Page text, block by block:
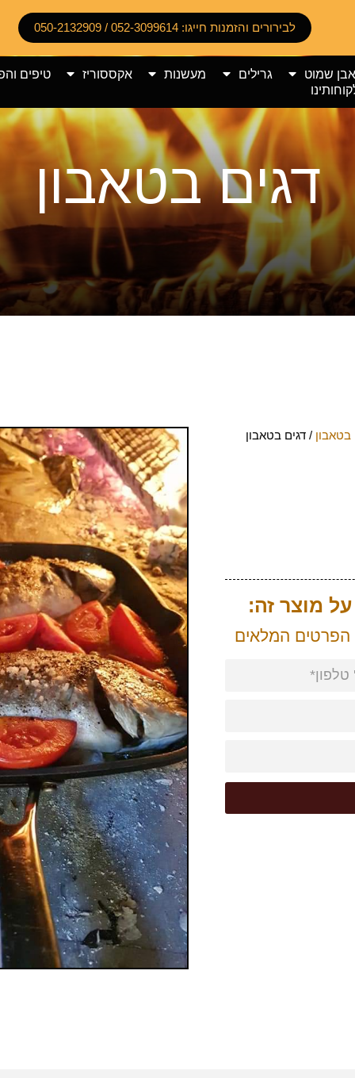
לבירורים והזמנות חייגו: 052-3099614 / 050-2132909
שמוט גרילים מעשנות אקססוריז
טיפים
דגים בטאבון
בטאבון / דגים בטאבון
מוצר זה:
הפרטים המלאים